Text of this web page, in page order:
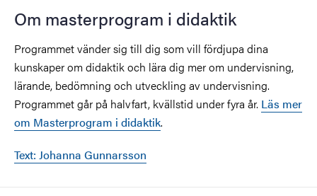
Om masterprogram i didaktik
Programmet vänder sig till dig som vill fördjupa dina
kunskaper om didaktik och lära dig mer om undervisning,
lärande, bedömning och utveckling av undervisning.
Programmet går på halvfart, kvällstid under fyra år. Läs mer
om Masterprogram i didaktik.
Text: Johanna Gunnarsson